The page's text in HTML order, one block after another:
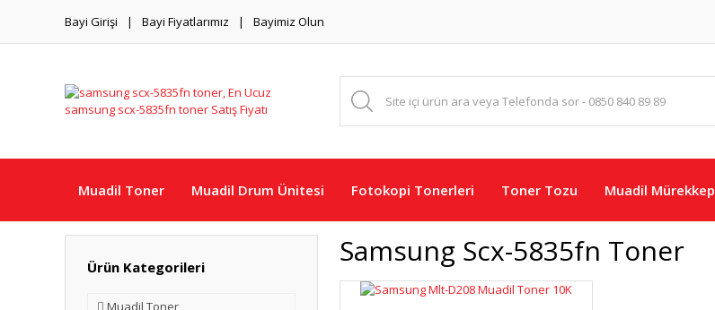
Bayi Girişi Bayi Fiyatlarımız Bayimiz Olun
Muadil Toner Muadil Drum Ünitesi Fotokopi Tonerleri Toner Tozu Muadil Mürekkep
Ürün Kategorileri
Muadil Toner
Samsung Scx-5835fn Toner